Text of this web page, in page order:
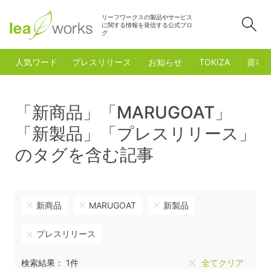
リーフワークスの製品やサービス
に関する情報を発信する公式ブロ
グ
人気ワード プレスリリース お知らせ TOKIZA 資本
「新商品」「MARUGOAT」
「新製品」「プレスリリース」
のタグを含む記事
新商品 MARUGOAT 新製品
プレスリリース
検索結果： 1件 全てクリア